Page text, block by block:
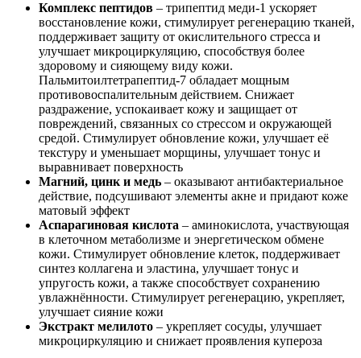
Комплекс пептидов – трипептид меди-1 ускоряет
восстановление кожи, стимулирует регенерацию тканей,
поддерживает защиту от окислительного стресса и
улучшает микроциркуляцию, способствуя более
здоровому и сияющему виду кожи.
Пальмитоилтетрапептид-7 обладает мощным
противовоспалительным действием. Снижает
раздражение, успокаивает кожу и защищает от
повреждений, связанных со стрессом и окружающей
средой. Стимулирует обновление кожи, улучшает её
текстуру и уменьшает морщины, улучшает тонус и
выравнивает поверхность
Магний, цинк и медь – оказывают антибактериальное
действие, подсушивают элементы акне и придают коже
матовый эффект
Аспарагиновая кислота – аминокислота, участвующая
в клеточном метаболизме и энергетическом обмене
кожи. Стимулирует обновление клеток, поддерживает
синтез коллагена и эластина, улучшает тонус и
упругость кожи, а также способствует сохранению
увлажнённости. Стимулирует регенерацию, укрепляет,
улучшает сияние кожи
Экстракт мелилото – укрепляет сосуды, улучшает
микроциркуляцию и снижает проявления купероза